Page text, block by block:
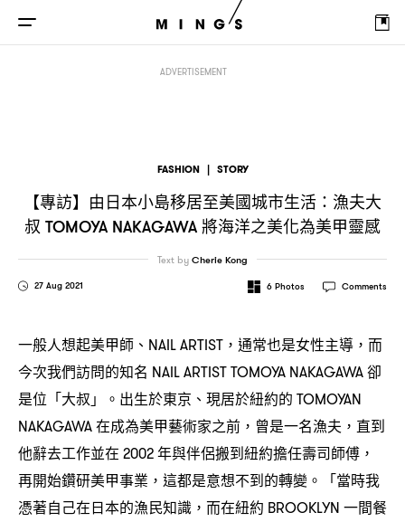
ADVERTISEMENT
FASHION | STORY
【專訪】由日本小島移居至美國城市生活 ： 漁夫大
叔 TOMOYA NAKAGAWA將海洋之美化為美甲靈感
27 Aug 2021
Text byCherie Kong
6 Photos Comments
一般人想起美甲師、 NAIL ARTIST， 通常也是女性主導 ， 而
今次我們訪問的知名 NAIL ARTIST TOMOYA NAKAGAWA卻
是位「大叔」。出生於東京、現居於紐約的 TOMOYAN
NAKAGAWA在成為美甲藝術家之前 ， 曾是一名漁夫 ， 直到
他辭去工作並在 2002年與伴侶搬到紐約擔任壽司師傅 ，
再開始鑽研美甲事業 ， 這都是意想不到的轉變。「當時我
憑著自己在日本的漁民知識 ， 而在紐約 BROOKLYN 一間餐
【專訪】由日本小島移居至美國城市生活： TOMOYA NAKAGAWA將海